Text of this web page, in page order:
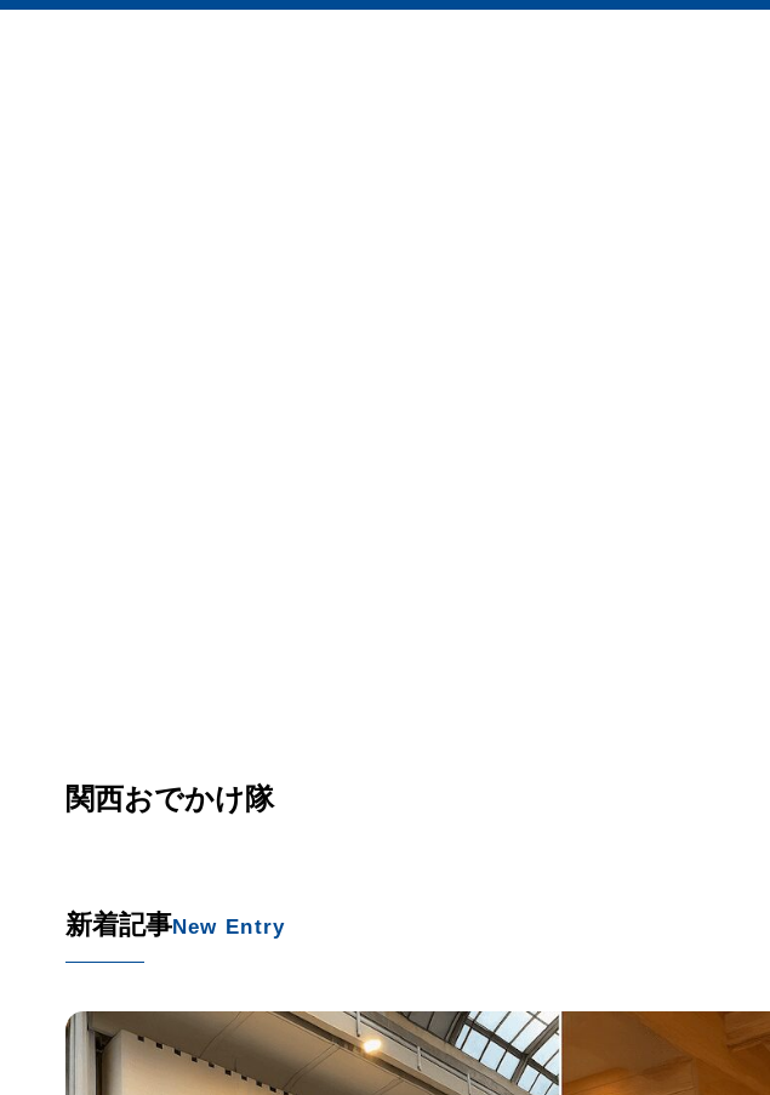
関西おでかけ隊
新着記事New Entry